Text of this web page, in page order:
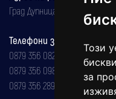
Този
за
Град Дупница, ул.''Христо
Телефони за реклама и
0879 356 082
0879 356 098
0879 356 289